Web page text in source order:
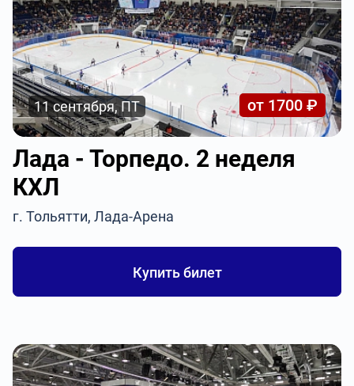
11 сентября, ПТ от 1700 ₽
Лада - Торпедо. 2 неделя
КХЛ
г. Тольятти, Лада-Арена
Купить билет